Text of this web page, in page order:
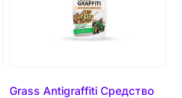
Grass Antigraffiti Средство